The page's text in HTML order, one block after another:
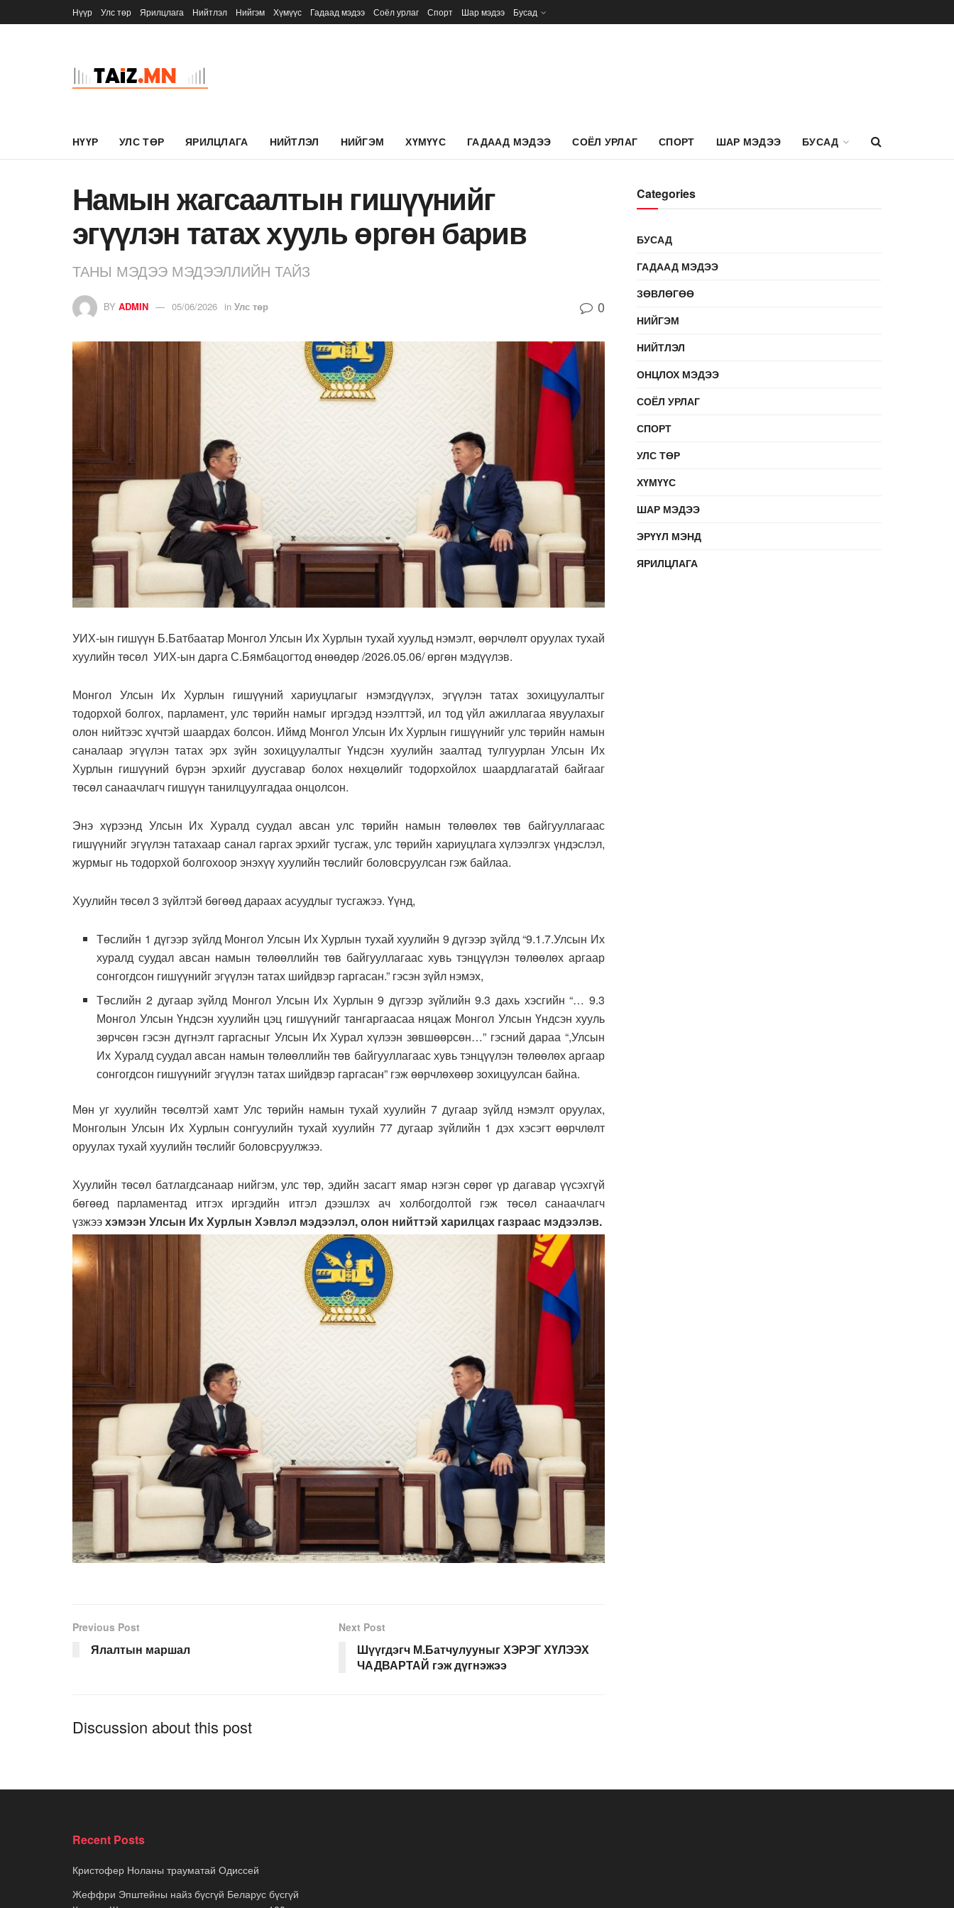
Нүүр Улс төр Ярилцлага Нийтлэл Нийгэм Хүмүүс Гадаад мэдээ Соёл урлаг Спорт Шар мэдээ Бусад
НҮҮР УЛС ТӨР ЯРИЛЦЛАГА НИЙТЛЭЛ НИЙГЭМ ХҮМҮҮС ГАДААД МЭДЭЭ СОЁЛ УРЛАГ СПОРТ ШАР МЭДЭЭ БУСАД
Намын жагсаалтын гишүүнийг
эгүүлэн татах хууль өргөн барив
ТАНЫ МЭДЭЭ МЭДЭЭЛЛИЙН ТАЙЗ
BY ADMIN 05/06/2026 in Улс төр 0
УИХ-ын гишүүн Б.Батбаатар Монгол Улсын Их Хурлын тухай хуульд нэмэлт, өөрчлөлт оруулах тухай
хуулийн төсөл УИХ-ын дарга С.Бямбацогтод өнөөдөр /2026.05.06/ өргөн мэдүүлэв.
Монгол Улсын Их Хурлын гишүүний хариуцлагыг нэмэгдүүлэх, эгүүлэн татах зохицуулалтыг
тодорхой болгох, парламент, улс төрийн намыг иргэдэд нээлттэй, ил тод үйл ажиллагаа явуулахыг
олон нийтээс хүчтэй шаардах болсон. Иймд Монгол Улсын Их Хурлын гишүүнийг улс төрийн намын
саналаар эгүүлэн татах эрх зүйн зохицуулалтыг Үндсэн хуулийн заалтад тулгуурлан Улсын Их
Хурлын гишүүний бүрэн эрхийг дуусгавар болох нөхцөлийг тодорхойлох шаардлагатай байгааг
төсөл санаачлагч гишүүн танилцуулгадаа онцолсон.
Энэ хүрээнд Улсын Их Хуралд суудал авсан улс төрийн намын төлөөлөх төв байгууллагаас
гишүүнийг эгүүлэн татахаар санал гаргах эрхийг тусгаж, улс төрийн хариуцлага хүлээлгэх үндэслэл,
журмыг нь тодорхой болгохоор энэхүү хуулийн төслийг боловсруулсан гэж байлаа.
Хуулийн төсөл 3 зүйлтэй бөгөөд дараах асуудлыг тусгажээ. Үүнд,
Төслийн 1 дүгээр зүйлд Монгол Улсын Их Хурлын тухай хуулийн 9 дүгээр зүйлд “9.1.7.Улсын Их
хуралд суудал авсан намын төлөөллийн төв байгууллагаас хувь тэнцүүлэн төлөөлөх аргаар
сонгогдсон гишүүнийг эгүүлэн татах шийдвэр гаргасан.” гэсэн зүйл нэмэх,
Төслийн 2 дугаар зүйлд Монгол Улсын Их Хурлын 9 дүгээр зүйлийн 9.3 дахь хэсгийн “… 9.3
Монгол Улсын Үндсэн хуулийн цэц гишүүнийг тангаргаасаа няцаж Монгол Улсын Үндсэн хууль
зөрчсөн гэсэн дүгнэлт гаргасныг Улсын Их Хурал хүлээн зөвшөөрсөн…” гэсний дараа “,Улсын
Их Хуралд суудал авсан намын төлөөллийн төв байгууллагаас хувь тэнцүүлэн төлөөлөх аргаар
сонгогдсон гишүүнийг эгүүлэн татах шийдвэр гаргасан” гэж өөрчлөхөөр зохицуулсан байна.
Мөн уг хуулийн төсөлтэй хамт Улс төрийн намын тухай хуулийн 7 дугаар зүйлд нэмэлт оруулах,
Монголын Улсын Их Хурлын сонгуулийн тухай хуулийн 77 дугаар зүйлийн 1 дэх хэсэгт өөрчлөлт
оруулах тухай хуулийн төслийг боловсруулжээ.
Хуулийн төсөл батлагдсанаар нийгэм, улс төр, эдийн засагт ямар нэгэн сөрөг үр дагавар үүсэхгүй
бөгөөд парламентад итгэх иргэдийн итгэл дээшлэх ач холбогдолтой гэж төсөл санаачлагч
үзжээхэмээн Улсын Их Хурлын Хэвлэл мэдээлэл, олон нийттэй харилцах газраас мэдээлэв.
Previous Post
Ялалтын маршал
Next Post
Шүүгдэгч М.Батчулууныг ХЭРЭГ ХҮЛЭЭХ
ЧАДВАРТАЙ гэж дүгнэжээ
Discussion about this post
Categories
БУСАД
ГАДААД МЭДЭЭ
ЗӨВЛӨГӨӨ
НИЙГЭМ
НИЙТЛЭЛ
ОНЦЛОХ МЭДЭЭ
СОЁЛ УРЛАГ
СПОРТ
УЛС ТӨР
ХҮМҮҮС
ШАР МЭДЭЭ
ЭРҮҮЛ МЭНД
ЯРИЛЦЛАГА
Recent Posts
Кристофер Ноланы трауматай Одиссей
Жеффри Эпштейны найз бүсгүй Беларус бүсгүй